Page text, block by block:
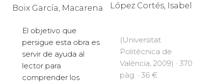
Boix García, Macarena
El objetivo que
persigue esta obra es
servir de ayuda al
lector para
comprender los
López Cortés, Isabel
(Universitat
Politècnica de
València, 2009) · 370
pàg. · 36 €